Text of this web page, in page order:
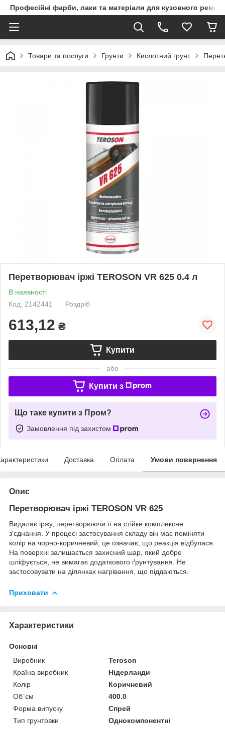
Професійні фарби, лаки та матеріали для кузовного
Товари та послуги Грунти Кислотний грунт
Перетворювач іржі TEROSON VR 625 0.4 л
В наявності
Код: 2142441
Роздріб
613,12 ₴
Купити
або
Купити з
Що таке купити з Пром?
Замовлення під захистом
Доставка Оплата Умови повернення
Опис
Перетворювач іржі TEROSON VR 625
Видаляє іржу, перетворюючи її на стійке комплексне
з'єднання. У процесі застосування складу він має поміняти
колір на чорно-коричневий, це означає, що реакція відбулася.
На поверхні залишається захисний шар, який добре
шліфується, не вимагає додаткового ґрунтування. Не
застосовувати на ділянках нагрівання, що піддаються.
Приховати
Характеристики
Основні
Виробник
Teroson
Країна виробник
Нідерланди
Колір
Коричневий
Об`єм
400.0
Форма випуску
Спрей
Тип грунтовки
Однокомпонентні